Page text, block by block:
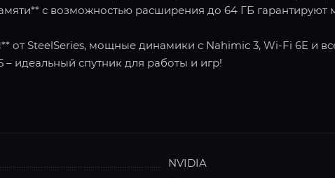
с возможностью расширения до 64 ГБ
от SteelSeries, мощные динамики с Nahimic 3, Wi-Fi 6E и
– идеальный спутник для работы и игр!
NVIDIA